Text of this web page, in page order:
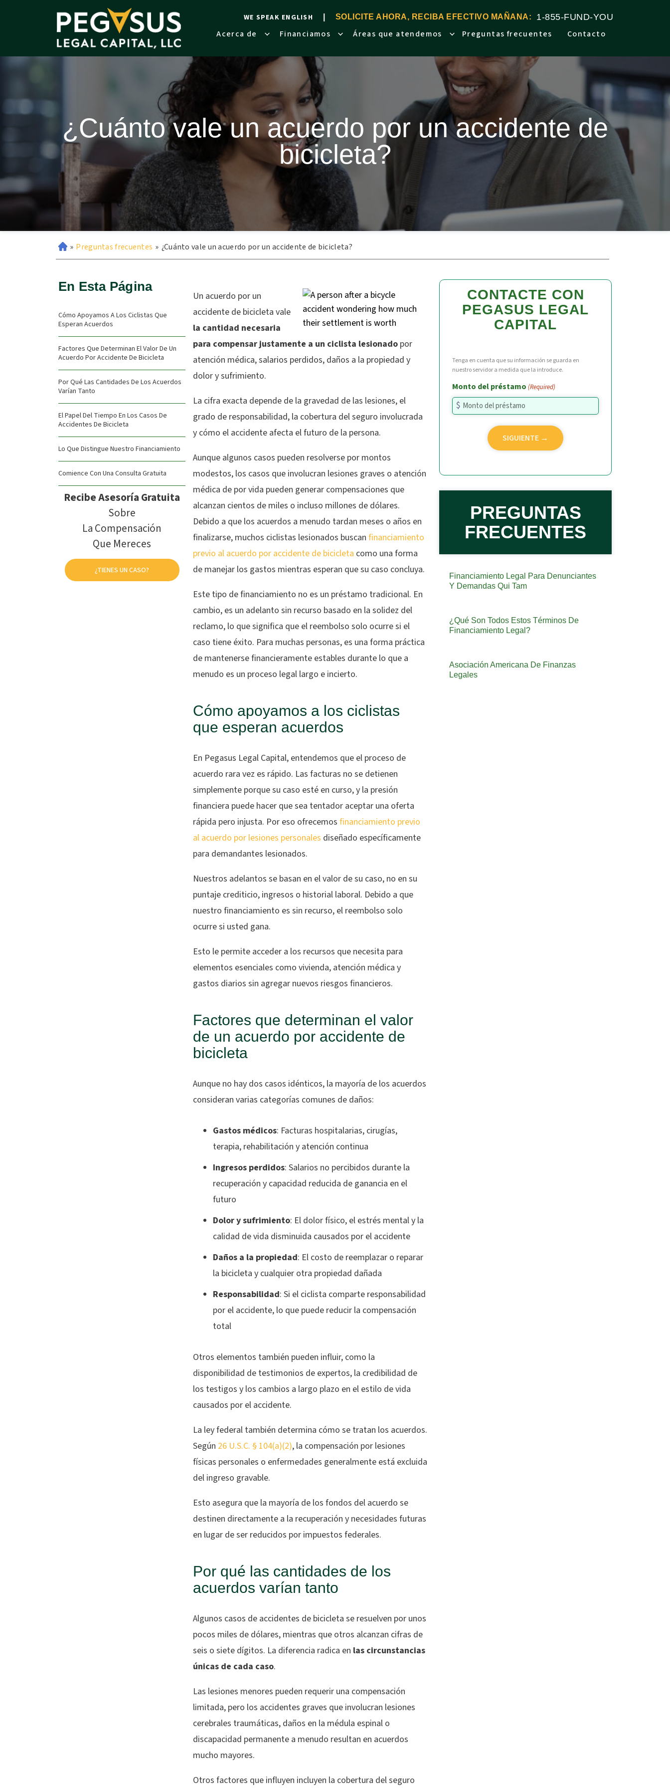
WE SPEAK ENGLISH SOLICITE AHORA, RECIBA EFECTIVO MAÑANA: 1-855-FUND-YOU
Acerca de Financiamos Áreas que atendemos Preguntas frecuentes Contacto
¿Cuánto vale un acuerdo por un accidente de
bicicleta?
» Preguntas frecuentes » ¿Cuánto vale un acuerdo por un accidente de bicicleta?
En Esta Página
Cómo Apoyamos A Los Ciclistas Que
Esperan Acuerdos
Factores Que Determinan El Valor De Un
Acuerdo Por Accidente De Bicicleta
Por Qué Las Cantidades De Los Acuerdos
Varían Tanto
El Papel Del Tiempo En Los Casos De
Accidentes De Bicicleta
Lo Que Distingue Nuestro Financiamiento
Comience Con Una Consulta Gratuita
Recibe Asesoría Gratuita
Sobre
La Compensación
Que Mereces
¿TIENES UN CASO?
Un acuerdo por un
accidente de bicicleta vale
la cantidad necesaria
para compensar justamente a un ciclista lesionado por
atención médica, salarios perdidos, daños a la propiedad y
dolor y sufrimiento.
La cifra exacta depende de la gravedad de las lesiones, el
grado de responsabilidad, la cobertura del seguro involucrada
y cómo el accidente afecta el futuro de la persona.
Aunque algunos casos pueden resolverse por montos
modestos, los casos que involucran lesiones graves o atención
médica de por vida pueden generar compensaciones que
alcanzan cientos de miles o incluso millones de dólares.
Debido a que los acuerdos a menudo tardan meses o años en
finalizarse, muchos ciclistas lesionados buscan financiamiento
previo al acuerdo por accidente de bicicleta como una forma
de manejar los gastos mientras esperan que su caso concluya.
Este tipo de financiamiento no es un préstamo tradicional. En
cambio, es un adelanto sin recurso basado en la solidez del
reclamo, lo que significa que el reembolso solo ocurre si el
caso tiene éxito. Para muchas personas, es una forma práctica
de mantenerse financieramente estables durante lo que a
menudo es un proceso legal largo e incierto.
Cómo apoyamos a los ciclistas
que esperan acuerdos
En Pegasus Legal Capital, entendemos que el proceso de
acuerdo rara vez es rápido. Las facturas no se detienen
simplemente porque su caso esté en curso, y la presión
financiera puede hacer que sea tentador aceptar una oferta
rápida pero injusta. Por eso ofrecemos financiamiento previo
al acuerdo por lesiones personales diseñado específicamente
para demandantes lesionados.
Nuestros adelantos se basan en el valor de su caso, no en su
puntaje crediticio, ingresos o historial laboral. Debido a que
nuestro financiamiento es sin recurso, el reembolso solo
ocurre si usted gana.
Esto le permite acceder a los recursos que necesita para
elementos esenciales como vivienda, atención médica y
gastos diarios sin agregar nuevos riesgos financieros.
Factores que determinan el valor
de un acuerdo por accidente de
bicicleta
Aunque no hay dos casos idénticos, la mayoría de los acuerdos
consideran varias categorías comunes de daños:
Gastos médicos: Facturas hospitalarias, cirugías,
terapia, rehabilitación y atención continua
Ingresos perdidos: Salarios no percibidos durante la
recuperación y capacidad reducida de ganancia en el
futuro
Dolor y sufrimiento: El dolor físico, el estrés mental y la
calidad de vida disminuida causados por el accidente
Daños a la propiedad: El costo de reemplazar o reparar
la bicicleta y cualquier otra propiedad dañada
Responsabilidad: Si el ciclista comparte responsabilidad
por el accidente, lo que puede reducir la compensación
total
Otros elementos también pueden influir, como la
disponibilidad de testimonios de expertos, la credibilidad de
los testigos y los cambios a largo plazo en el estilo de vida
causados por el accidente.
La ley federal también determina cómo se tratan los acuerdos.
Según 26 U.S.C. § 104(a)(2), la compensación por lesiones
físicas personales o enfermedades generalmente está excluida
del ingreso gravable.
Esto asegura que la mayoría de los fondos del acuerdo se
destinen directamente a la recuperación y necesidades futuras
en lugar de ser reducidos por impuestos federales.
Por qué las cantidades de los
acuerdos varían tanto
Algunos casos de accidentes de bicicleta se resuelven por unos
pocos miles de dólares, mientras que otros alcanzan cifras de
seis o siete dígitos. La diferencia radica en las circunstancias
únicas de cada caso.
Las lesiones menores pueden requerir una compensación
limitada, pero los accidentes graves que involucran lesiones
cerebrales traumáticas, daños en la médula espinal o
discapacidad permanente a menudo resultan en acuerdos
mucho mayores.
Otros factores que influyen incluyen la cobertura del seguro
CONTACTE CON
PEGASUS LEGAL
CAPITAL
Tenga en cuenta que su información se guarda en
nuestro servidor a medida que la introduce.
Monto del préstamo (Required)
PREGUNTAS
FRECUENTES
Financiamiento Legal Para Denunciantes
Y Demandas Qui Tam
¿Qué Son Todos Estos Términos De
Financiamiento Legal?
Asociación Americana De Finanzas
Legales